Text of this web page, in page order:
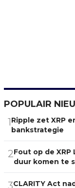
POPULAIR
1Ripple zet XRP
bankstrategie
2Fout op de
duur komen te
3CLARITY Act